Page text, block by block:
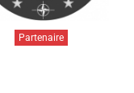
Partenaire